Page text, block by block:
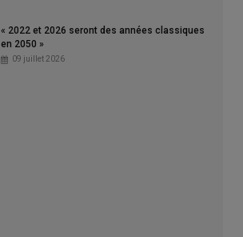
« 2022 et 2026 seront des années classiques
en 2050 »
09 juillet 2026